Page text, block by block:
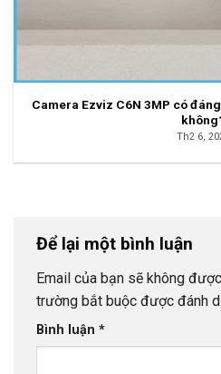
Camera Ezviz C6N 3MP có
Th2 6,
Để lại một bình luận
Email của bạn sẽ không
trường bắt buộc được đánh
Bình luận *